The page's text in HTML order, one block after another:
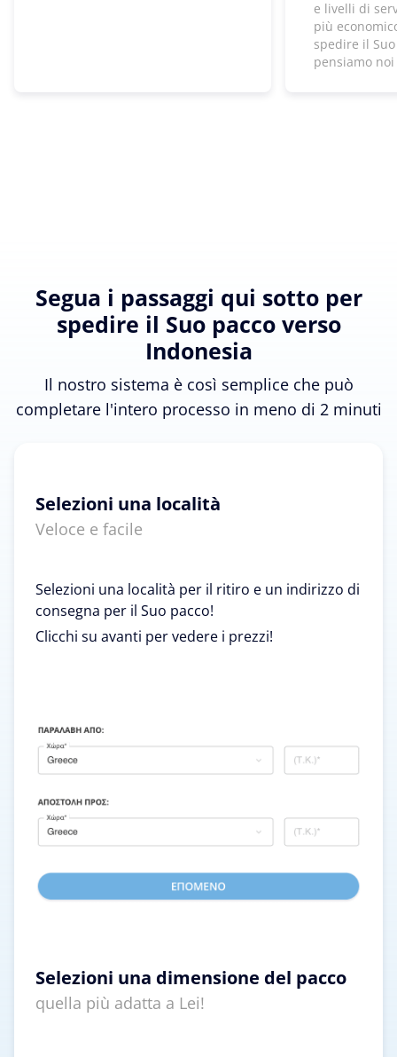
e livelli di
più
spedire il Suo
pensiamo noi
Segua i passaggi qui sotto per
spedire il Suo pacco verso
Indonesia
Il nostro sistema è così semplice che può
completare l'intero processo in meno di 2 minuti
Selezioni una località
Veloce e facile
Selezioni una località per il ritiro e un indirizzo di
consegna per il Suo pacco!
Clicchi su avanti per vedere i prezzi!
Selezioni una dimensione del pacco
quella più adatta a Lei!